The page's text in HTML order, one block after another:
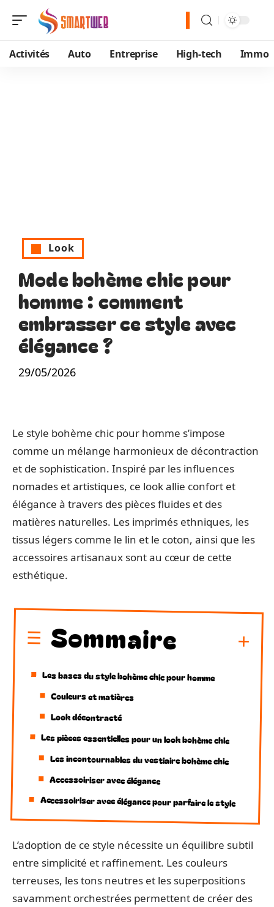
Activités Auto Entreprise High-tech Immo
Look
Mode bohème chic pour
homme : comment
embrasser ce style avec
élégance ?
29/05/2026
Le style bohème chic pour homme s’impose
comme un mélange harmonieux de décontraction
et de sophistication. Inspiré par les influences
nomades et artistiques, ce look allie confort et
élégance à travers des pièces fluides et des
matières naturelles. Les imprimés ethniques, les
tissus légers comme le lin et le coton, ainsi que les
accessoires artisanaux sont au cœur de cette
esthétique.
Sommaire
Les bases du style bohème chic pour homme
Couleurs et matières
Look décontracté
Les pièces essentielles pour un look bohème chic
Les incontournables du vestiaire bohème chic
Accessoiriser avec élégance
Accessoiriser avec élégance pour parfaire le style
L’adoption de ce style nécessite un équilibre subtil
entre simplicité et raffinement. Les couleurs
terreuses, les tons neutres et les superpositions
savamment orchestrées permettent de créer des